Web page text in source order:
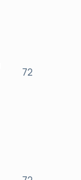
72